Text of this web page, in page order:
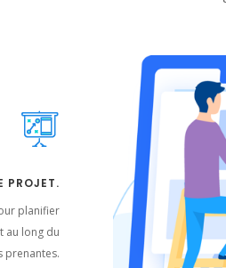
PROJET.
planifier
au long du
prenantes.